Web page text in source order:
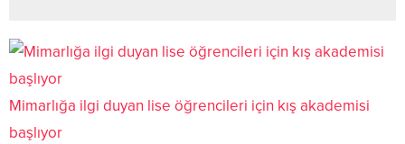
Mimarlığa ilgi duyan lise öğrencileri için kış akademisi
başlıyor